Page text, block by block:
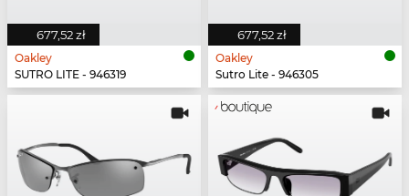
677,52 zł
Oakley
SUTRO LITE - 946319
677,52 zł
Oakley
Sutro Lite - 946305